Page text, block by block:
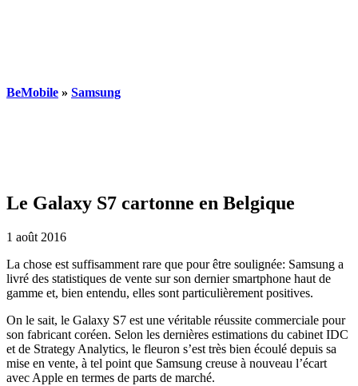
BeMobile » Samsung
Le Galaxy S7 cartonne en Belgique
1 août 2016
La chose est suffisamment rare que pour être soulignée: Samsung a
livré des statistiques de vente sur son dernier smartphone haut de
gamme et, bien entendu, elles sont particulièrement positives.
On le sait, le Galaxy S7 est une véritable réussite commerciale pour
son fabricant coréen. Selon les dernières estimations du cabinet IDC
et de Strategy Analytics, le fleuron s’est très bien écoulé depuis sa
mise en vente, à tel point que Samsung creuse à nouveau l’écart
avec Apple en termes de parts de marché.